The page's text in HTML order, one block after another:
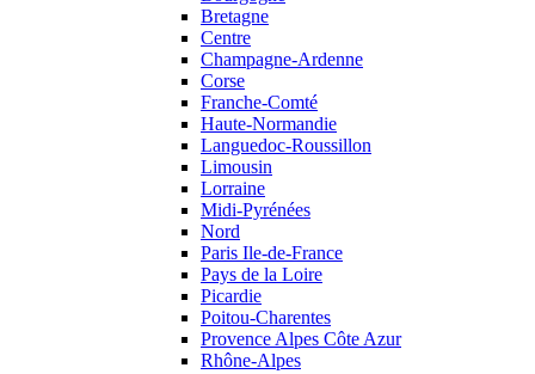
Bretagne
Centre
Champagne-Ardenne
Corse
Franche-Comté
Haute-Normandie
Languedoc-Roussillon
Limousin
Lorraine
Midi-Pyrénées
Nord
Paris Ile-de-France
Pays de la Loire
Picardie
Poitou-Charentes
Provence Alpes Côte Azur
Rhône-Alpes